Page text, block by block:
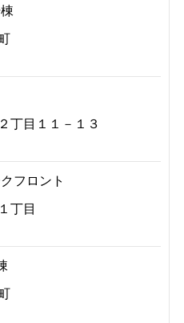
丁目１１－１３
フロント
丁目